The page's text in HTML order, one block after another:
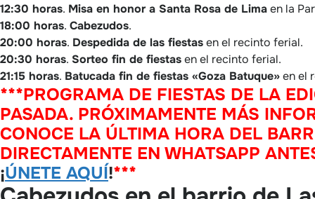
12:30 horas. Misa en honor a Santa Rosa de Limaen la
18:00 horas. Cabezudos.
20:00 horas. Despedida de las fiestasen el recinto ferial.
20:30 horas. Sorteo fin de fiestasen el recinto ferial.
21:15 horas. Batucada fin de fiestas «Goza Batuque»en el
***PROGRAMA DE FIESTAS DE LA
PASADA. PRÓXIMAMENTE MÁS
CONOCE LA ÚLTIMA HORA DEL
DIRECTAMENTE EN WHATSAPP
¡ÚNETE AQUÍ!***